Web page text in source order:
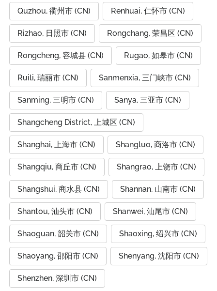
Quzhou, 衢州市 (CN) Renhuai, 仁怀市 (CN)
Rizhao, 日照市 (CN) Rongchang, 荣昌区 (CN)
Rongcheng, 容城县 (CN) Rugao, 如皋市 (CN)
Ruili, 瑞丽市 (CN) Sanmenxia, 三门峡市 (CN)
Sanming, 三明市 (CN) Sanya, 三亚市 (CN)
Shangcheng District, 上城区 (CN)
Shanghai, 上海市 (CN) Shangluo, 商洛市 (CN)
Shangqiu, 商丘市 (CN) Shangrao, 上饶市 (CN)
Shangshui, 商水县 (CN) Shannan, 山南市 (CN)
Shantou, 汕头市 (CN) Shanwei, 汕尾市 (CN)
Shaoguan, 韶关市 (CN) Shaoxing, 绍兴市 (CN)
Shaoyang, 邵阳市 (CN) Shenyang, 沈阳市 (CN)
Shenzhen, 深圳市 (CN)